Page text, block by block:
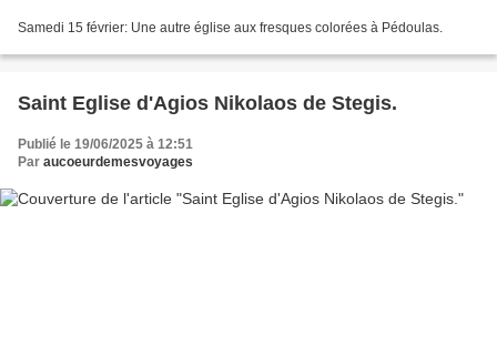
Samedi 15 février: Une autre église aux fresques colorées à Pédoulas.
Saint Eglise d'Agios Nikolaos de Stegis.
Publié le 19/06/2025 à 12:51
Par aucoeurdemesvoyages